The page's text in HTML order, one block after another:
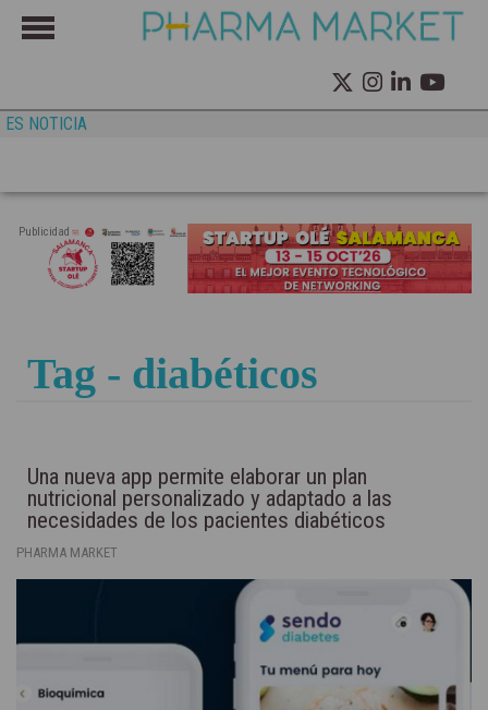
ES NOTICIA
Publicidad
Tag - diabéticos
Una nueva app permite elaborar un plan
nutricional personalizado y adaptado a las
necesidades de los pacientes diabéticos
PHARMA MARKET